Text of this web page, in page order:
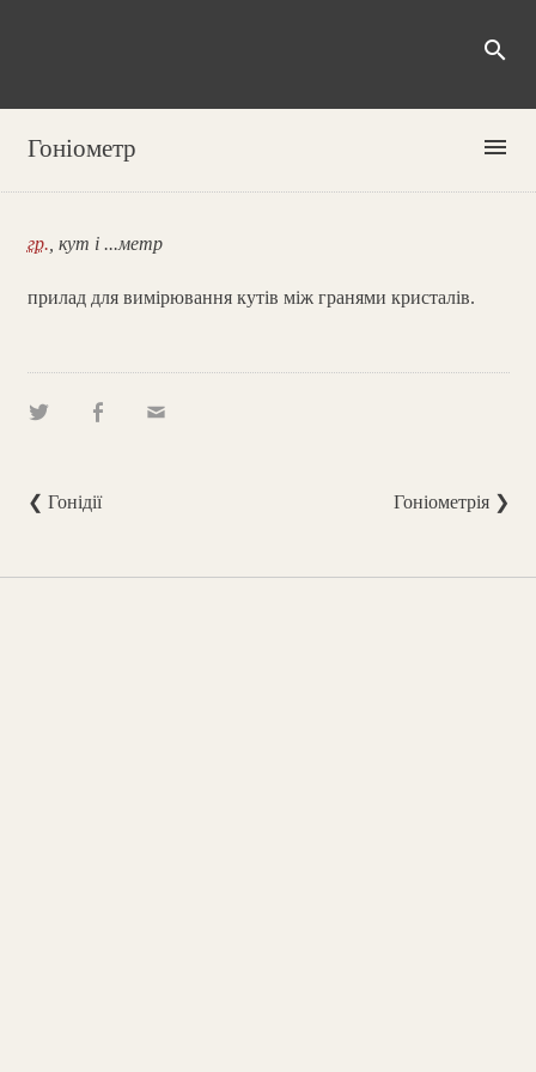
search
Гоніометр menu
гр. , кут і ...метр
прилад для вимірювання кутів між гранями кристалів.
❮ Гонідії Гоніометрія ❯